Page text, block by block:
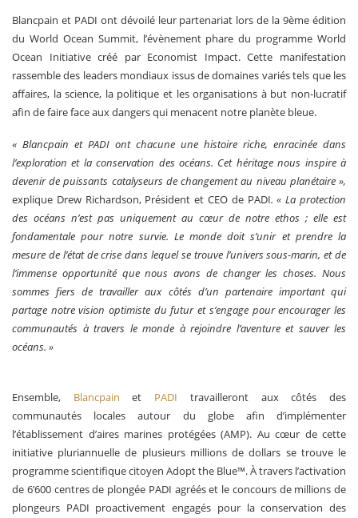
Blancpain et PADI ont dévoilé leur partenariat lors de la 9ème édition
du World Ocean Summit, l’évènement phare du programme World
Ocean Initiative créé par Economist Impact. Cette manifestation
rassemble des leaders mondiaux issus de domaines variés tels que les
affaires, la science, la politique et les organisations à but non-lucratif
afin de faire face aux dangers qui menacent notre planète bleue.
« Blancpain et PADI ont chacune une histoire riche, enracinée dans
l’exploration et la conservation des océans. Cet héritage nous inspire à
devenir de puissants catalyseurs de changement au niveau planétaire »,
explique Drew Richardson, Président et CEO de PADI. « La protection
des océans n’est pas uniquement au cœur de notre ethos ; elle est
fondamentale pour notre survie. Le monde doit s’unir et prendre la
mesure de l’état de crise dans lequel se trouve l’univers sous-marin, et de
l’immense opportunité que nous avons de changer les choses. Nous
sommes fiers de travailler aux côtés d’un partenaire important qui
partage notre vision optimiste du futur et s’engage pour encourager les
communautés à travers le monde à rejoindre l’aventure et sauver les
océans. »
Ensemble, Blancpain et PADI travailleront aux côtés des
communautés locales autour du globe afin d’implémenter
l’établissement d’aires marines protégées (AMP). Au cœur de cette
initiative pluriannuelle de plusieurs millions de dollars se trouve le
programme scientifique citoyen Adopt the Blue™. À travers l’activation
de 6’600 centres de plongée PADI agréés et le concours de millions de
plongeurs PADI proactivement engagés pour la conservation des